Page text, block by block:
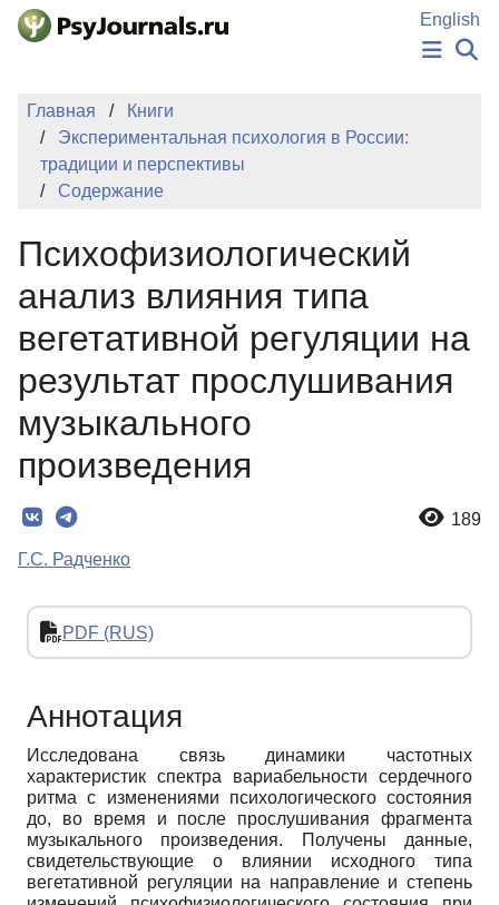
Перейти к основному содержанию
English
ПОДАТЬ РУКОПИСЬ
Регистрация
Вход
Главная
Книги
Экспериментальная психология в России:
традиции и перспективы
Содержание
Психофизиологический
анализ влияния типа
вегетативной регуляции на
результат прослушивания
музыкального
произведения
189
Г.С. Радченко
PDF (RUS)
Аннотация
Исследована связь динамики частотных
характеристик спектра вариабельности сердечного
ритма с изменениями психологического состояния
до, во время и после прослушивания фрагмента
музыкального произведения. Получены данные,
свидетельствующие о влиянии исходного типа
вегетативной регуляции на направление и степень